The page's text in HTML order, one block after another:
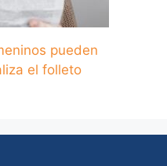
pueden
el folleto